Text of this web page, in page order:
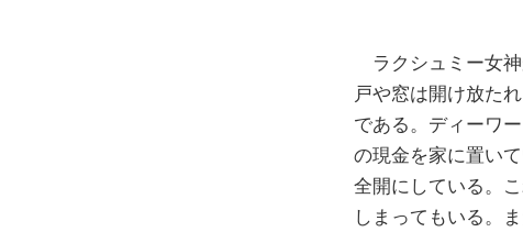
ラクシュミー女
戸や窓は開け放た
である。ディーワ
の現金を家に置い
全開にしている。
しまってもいる。